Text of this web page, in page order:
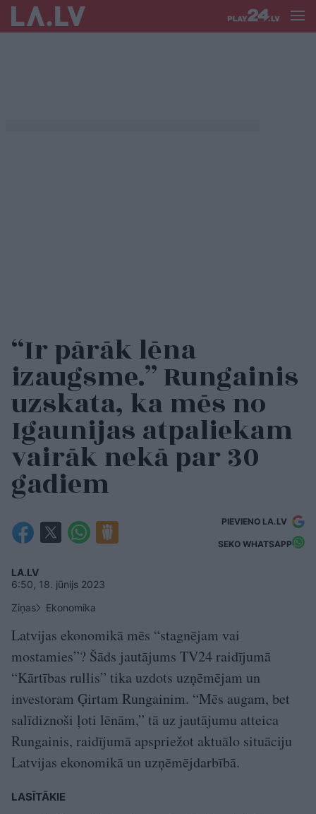
“Ir pārāk lēna
izaugsme.” Rungainis
uzskata, ka mēs no
Igaunijas atpaliekam
vairāk nekā par 30
gadiem
PIEVIENO LA.LV
SEKO WHATSAPP
LA.LV
6:50, 18. jūnijs 2023
Ziņas
Ekonomika
Latvijas ekonomikā mēs “stagnējam vai
mostamies”? Šāds jautājums TV24 raidījumā
“Kārtības rullis” tika uzdots uzņēmējam un
investoram Ģirtam Rungainim. “Mēs augam, bet
salīdiznoši ļoti lēnām,” tā uz jautājumu atteica
Rungainis, raidījumā apspriežot aktuālo situāciju
Latvijas ekonomikā un uzņēmējdarbībā.
LASĪTĀKIE